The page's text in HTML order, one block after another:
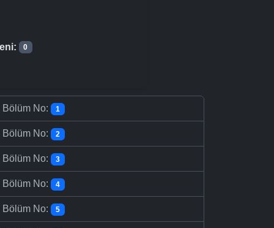
0
Bölüm No: 1
Bölüm No: 2
Bölüm No: 3
Bölüm No: 4
Bölüm No: 5